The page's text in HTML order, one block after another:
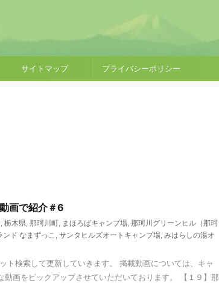
サイトマップ プライバシーポリシー
画で紹介＃6
, 栃木県, 那珂川町, まほろばキャンプ場, 那珂川グリーンヒル（那珂
ンド なまずっこ , サンタヒルズオートキャンプ場, みはらしの湯オ
ト検索して更新していきます。 掲載動画については、キャ
動画をピックアップさせていただいております。 【１９】那